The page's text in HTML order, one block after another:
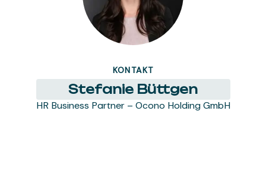
KONTAKT
Stefanie Büttgen
HR Business Partner – Ocono Holding GmbH